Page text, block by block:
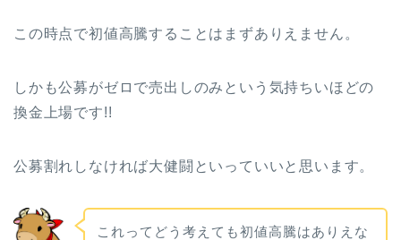
この時点で初値高騰することはまずありえません。
しかも公募がゼロで売出しのみという気持ちいほどの
換金上場です!!
公募割れしなければ大健闘といっていいと思います。
これってどう考えても初値高騰はありえな